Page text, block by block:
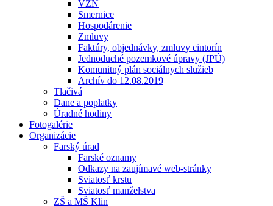
VZN
Smernice
Hospodárenie
Zmluvy
Faktúry, objednávky, zmluvy cintorín
Jednoduché pozemkové úpravy (JPÚ)
Komunitný plán sociálnych služieb
Archív do 12.08.2019
Tlačivá
Dane a poplatky
Úradné hodiny
Fotogalérie
Organizácie
Farský úrad
Farské oznamy
Odkazy na zaujímavé web-stránky
Sviatosť krstu
Sviatosť manželstva
ZŠ a MŠ Klin